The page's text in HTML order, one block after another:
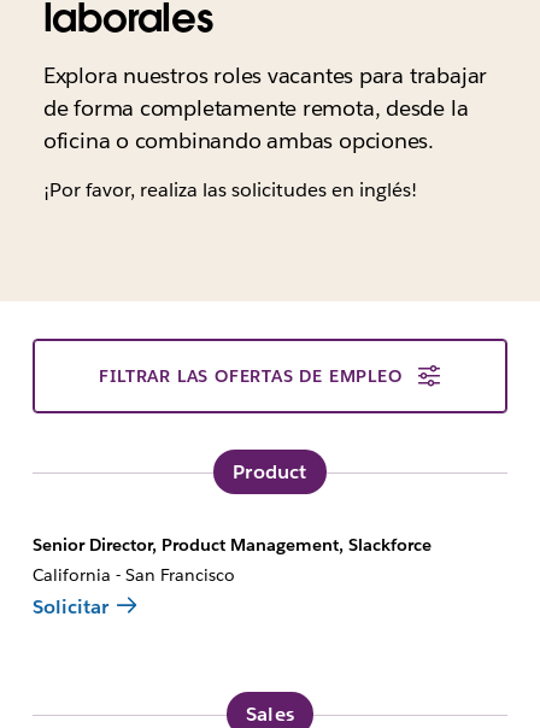
laborales
Explora nuestros roles vacantes para trabajar
de forma completamente remota, desde la
oficina o combinando ambas opciones.
¡Por favor, realiza las solicitudes en inglés!
FILTRAR LAS OFERTAS DE EMPLEO
Product
Senior Director, Product Management, Slackforce
California - San Francisco
Solicitar
Sales